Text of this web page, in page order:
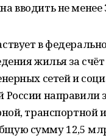
вводить не менее
в
жилья за
сетей и
направили
сумму 12,5